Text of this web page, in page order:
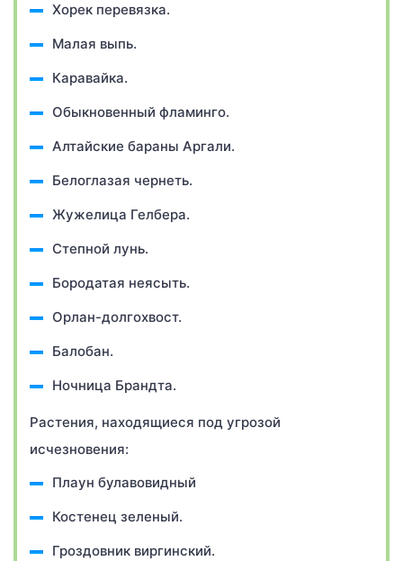
Хорек перевязка.
Малая выпь.
Каравайка.
Обыкновенный фламинго.
Алтайские бараны Аргали.
Белоглазая чернеть.
Жужелица Гелбера.
Степной лунь.
Бородатая неясыть.
Орлан-долгохвост.
Балобан.
Ночница Брандта.
Растения, находящиеся под угрозой
исчезновения:
Плаун булавовидный
Костенец зеленый.
Гроздовник виргинский.